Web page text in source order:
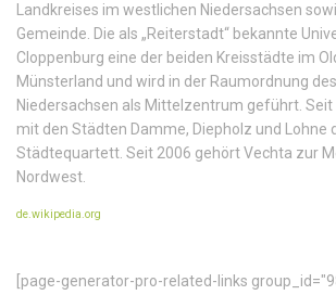
Landkreises im westlichen Niedersachsen
Gemeinde. Die als „Reiterstadt“ bekannte
Cloppenburg eine der beiden Kreisstädte im
Münsterland und wird in der Raumordnung
Niedersachsen als Mittelzentrum geführt.
mit den Städten Damme, Diepholz und Lohne
Städtequartett. Seit 2006 gehört Vechta zur
Nordwest.
de.wikipedia.org
[page-generator-pro-related-links